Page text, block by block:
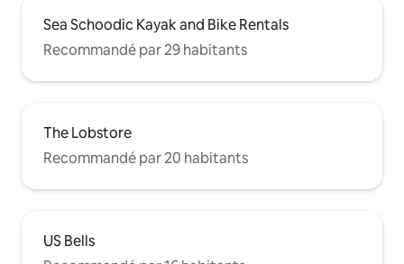
Sea Schoodic Kayak and Bike Rentals
Recommandé par 29 habitants
The Lobstore
Recommandé par 20 habitants
US Bells